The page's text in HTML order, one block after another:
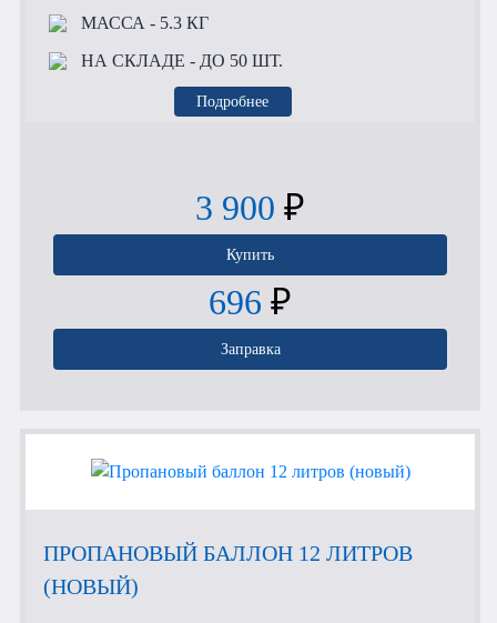
МАССА - 5.3 КГ
НА СКЛАДЕ - ДО 50 ШТ.
Подробнее
3 900 ₽
Купить
696 ₽
Заправка
ПРОПАНОВЫЙ БАЛЛОН 12 ЛИТРОВ
(НОВЫЙ)